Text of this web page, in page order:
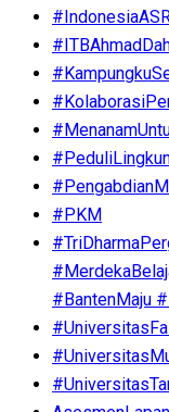
#PKM
#BantenMaju